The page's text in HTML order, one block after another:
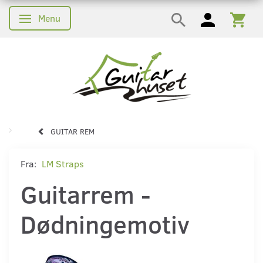
Skifte navigation
Menu
GUITAR REM
Fra: LM Straps
Guitarrem -
Dødningemotiv